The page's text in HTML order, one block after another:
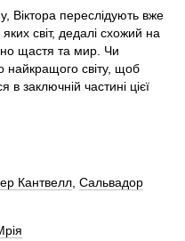
Віктора переслідують вже
яких світ, дедалі схожий на
щастя та мир. Чи
найкращого світу, щоб
в заключній частині цієї
Кантвелл, Сальвадор